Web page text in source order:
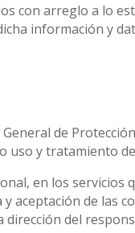
arreglo a lo
información y
de
y tratamiento
en los servicios
aceptación de las
del